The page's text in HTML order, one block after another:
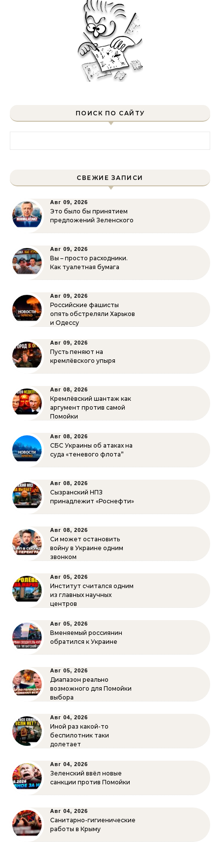
ПОИСК ПО САЙТУ
СВЕЖИЕ ЗАПИСИ
Авг 09, 2026
Это было бы принятием
предложений Зеленского
Авг 09, 2026
Вы – просто расходники.
Как туалетная бумага
Авг 09, 2026
Российские фашисты
опять обстреляли Харьков
и Одессу
Авг 09, 2026
Пусть пеняют на
кремлёвского упыря
Авг 08, 2026
Кремлёвский шантаж как
аргумент против самой
Помойки
Авг 08, 2026
СБС Украины об атаках на
суда «теневого флота”
Авг 08, 2026
Сызранский НПЗ
принадлежит «Роснефти»
Авг 08, 2026
Си может остановить
войну в Украине одним
звонком
Авг 05, 2026
Институт считался одним
из главных научных
центров
Авг 05, 2026
Вменяемый россиянин
обратился к Украине
Авг 05, 2026
Диапазон реально
возможного для Помойки
выбора
Авг 04, 2026
Иной раз какой-то
беспилотник таки
долетает
Авг 04, 2026
Зеленский ввёл новые
санкции против Помойки
Авг 04, 2026
Санитарно-гигиенические
работы в Крыму